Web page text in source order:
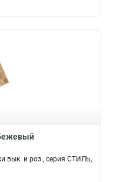
вык. и роз., серия СТИЛЬ,